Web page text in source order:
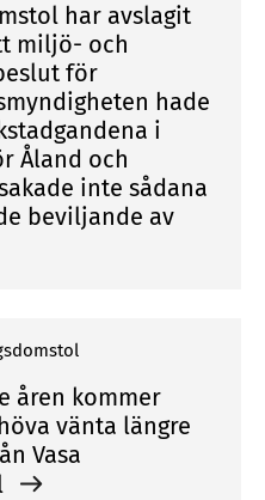
har avslagit
miljö- och
för
hade
i
Åland och
inte sådana
beviljande av
åren kommer
vänta längre
Vasa